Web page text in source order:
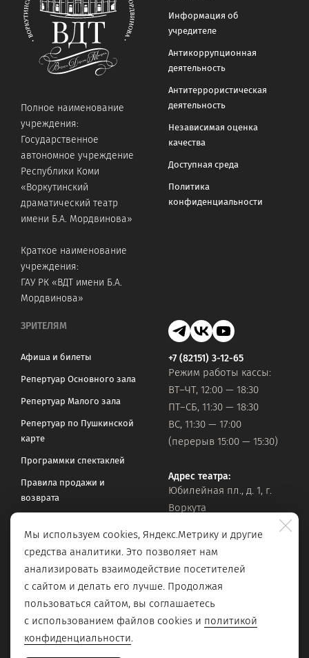
Полное наименование
учреждения:
Государственное
автономное учреждение
Республики Коми
«Воркутинский
драматический театр
имени Б.А. Мордвинова»
Краткое наименование
учреждения:
ГАУ РК «ВДТ имени Б.А.
Мордвинова»
Информация об
учредителе
Антикоррупционная
деятельность
Антитеррористическая
деятельность
Независимая оценка
качества
Доступная среда
Политика
конфиденциальности
ЗРИТЕЛЯМ
Афиша и билеты
Репертуар Основного зала
Репертуар Малого зала
Репертуар по Пушкинской
карте
Программки спектаклей
Правила продажи и
возврата
Оставить обращение
+7 (82151) 3-12-65
Режим работы кассы:
ВТ–ЧТ, 12:00 — 18:30
ПТ–СБ, 11:30 — 18:30
ВС, 11:30 — 17:00
(перерыв 15:00 — 15:30)
Адрес театра:
Юбилейная пл., д. 1, г.
Воркута
Официальная почта:
vorkteatrdr@mail.ru
Мы используем cookies, Яндекс.Метрику и другие
средства аналитики. Это позволяет нам
анализировать взаимодействие посетителей
с сайтом и делать его лучше. Продолжая
пользоваться сайтом, вы соглашаетесь
с использованием файлов cookies и политикой
конфиденциальности.